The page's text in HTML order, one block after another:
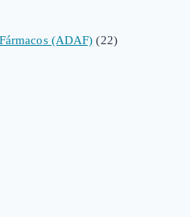
(ADAF) (22)